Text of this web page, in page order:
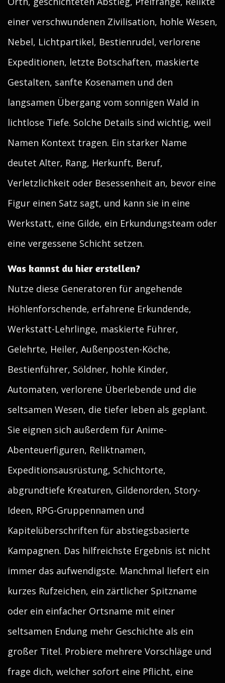
einer verschwundenen Zivilisation, hohle Wesen,
Nebel, Lichtpartikel, Bestienrudel, verlorene
Expeditionen, letzte Botschaften, maskierte
Gestalten, sanfte Kosenamen und den
langsamen Übergang vom sonnigen Wald in
lichtlose Tiefe. Solche Details sind wichtig, weil
Namen Kontext tragen. Ein starker Name
deutet Alter, Rang, Herkunft, Beruf,
Verletzlichkeit oder Besessenheit an, bevor eine
Figur einen Satz sagt, und kann sie in eine
Werkstatt, eine Gilde, ein Erkundungsteam oder
eine vergessene Schicht setzen.
Was kannst du hier erstellen?
Nutze diese Generatoren für angehende
Höhlenforschende, erfahrene Erkundende,
Werkstatt-Lehrlinge, maskierte Führer,
Gelehrte, Heiler, Außenposten-Köche,
Bestienführer, Söldner, hohle Kinder,
Automaten, verlorene Überlebende und die
seltsamen Wesen, die tiefer leben als geplant.
Sie eignen sich außerdem für Anime-
Abenteuerfiguren, Reliktnamen,
Expeditionsausrüstung, Schichtorte,
abgrundtiefe Kreaturen, Gildenorden, Story-
Ideen, RPG-Gruppennamen und
Kapitelüberschriften für abstiegsbasierte
Kampagnen. Das hilfreichste Ergebnis ist nicht
immer das aufwendigste. Manchmal liefert ein
kurzes Rufzeichen, ein zärtlicher Spitzname
oder ein einfacher Ortsname mit einer
seltsamen Endung mehr Geschichte als ein
großer Titel. Probiere mehrere Vorschläge und
frage dich, welcher sofort eine Pflicht, eine